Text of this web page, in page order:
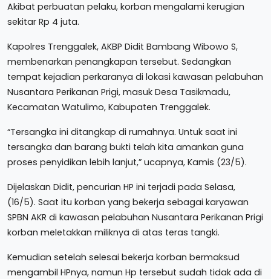
Akibat perbuatan pelaku, korban mengalami kerugian
sekitar Rp 4 juta.
Kapolres Trenggalek, AKBP Didit Bambang Wibowo S,
membenarkan penangkapan tersebut. Sedangkan
tempat kejadian perkaranya di lokasi kawasan pelabuhan
Nusantara Perikanan Prigi, masuk Desa Tasikmadu,
Kecamatan Watulimo, Kabupaten Trenggalek.
“Tersangka ini ditangkap di rumahnya. Untuk saat ini
tersangka dan barang bukti telah kita amankan guna
proses penyidikan lebih lanjut,” ucapnya, Kamis (23/5).
Dijelaskan Didit, pencurian HP ini terjadi pada Selasa,
(16/5). Saat itu korban yang bekerja sebagai karyawan
SPBN AKR di kawasan pelabuhan Nusantara Perikanan Prigi
korban meletakkan miliknya di atas teras tangki.
Kemudian setelah selesai bekerja korban bermaksud
mengambil HPnya, namun Hp tersebut sudah tidak ada di